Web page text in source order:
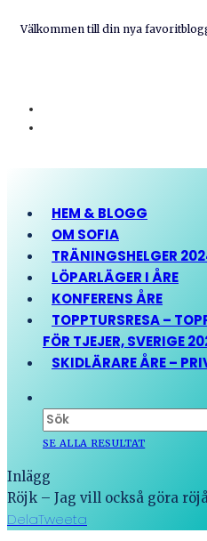
Välkommen till din nya
HEM & BLOGG
OM SOFIA
TRÄNINGSHELGER
LÖPARLÄGER I ÅRE
KONFERENS ÅRE
TOPPTURSRESA –
FÖR TJEJER, SVERIGE
SKIDLÄRARE ÅRE –
SE ALLA RESULTAT
Inlägg
Röjk – Jag vill också göra
DelaTweeta